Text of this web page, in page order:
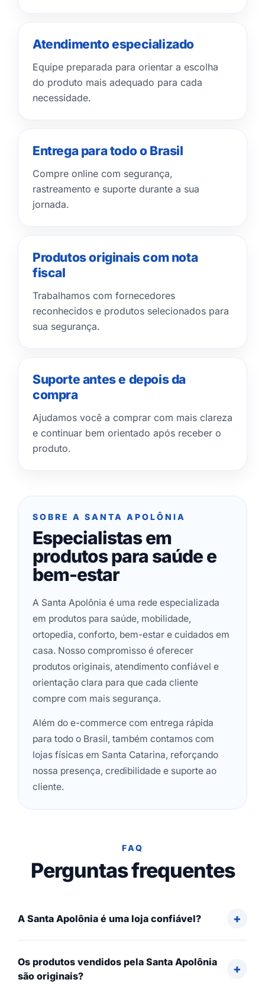
Atendimento especializado
Equipe preparada para orientar a escolha
do produto mais adequado para cada
necessidade.
Entrega para todo o Brasil
Compre online com segurança,
rastreamento e suporte durante a sua
jornada.
Produtos originais com nota
fiscal
Trabalhamos com fornecedores
reconhecidos e produtos selecionados para
sua segurança.
Suporte antes e depois da
compra
Ajudamos você a comprar com mais clareza
e continuar bem orientado após receber o
produto.
SOBRE A SANTA APOLÔNIA
Especialistas em
produtos para saúde e
bem-estar
A Santa Apolônia é uma rede especializada
em produtos para saúde, mobilidade,
ortopedia, conforto, bem-estar e cuidados em
casa. Nosso compromisso é oferecer
produtos originais, atendimento confiável e
orientação clara para que cada cliente
compre com mais segurança.
Além do e-commerce com entrega rápida
para todo o Brasil, também contamos com
lojas físicas em Santa Catarina, reforçando
nossa presença, credibilidade e suporte ao
cliente.
FAQ
Perguntas frequentes
A Santa Apolônia é uma loja confiável?
Os produtos vendidos pela Santa Apolônia
são originais?